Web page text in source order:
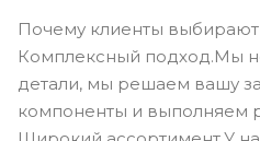
Почему клиенты выбирают
Комплексный подход.Мы
детали, мы решаем вашу
компоненты и выполняем